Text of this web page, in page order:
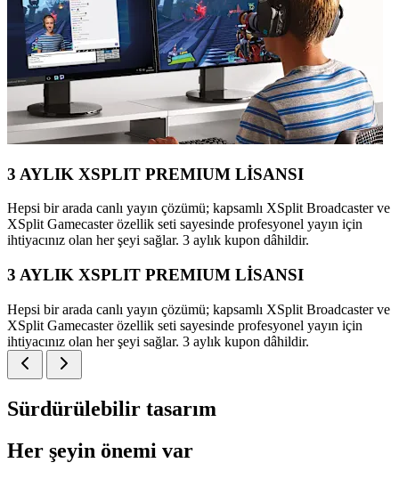
3 AYLIK XSPLIT PREMIUM LİSANSI
Hepsi bir arada canlı yayın çözümü; kapsamlı XSplit Broadcaster ve
XSplit Gamecaster özellik seti sayesinde profesyonel yayın için
ihtiyacınız olan her şeyi sağlar. 3 aylık kupon dâhildir.
3 AYLIK XSPLIT PREMIUM LİSANSI
Hepsi bir arada canlı yayın çözümü; kapsamlı XSplit Broadcaster ve
XSplit Gamecaster özellik seti sayesinde profesyonel yayın için
ihtiyacınız olan her şeyi sağlar. 3 aylık kupon dâhildir.
Sürdürülebilir tasarım
Her şeyin önemi var